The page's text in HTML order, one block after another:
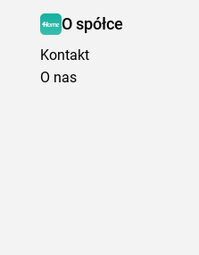
O spółce
Kontakt
O nas